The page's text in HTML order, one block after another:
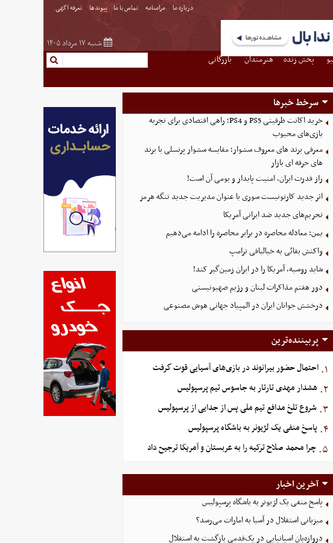
درباره ما مرامنامه تماس با ما پیوندها تعرفه اگهی
شنبه ۱۷ مرداد ۱۴۰۵
پخش زنده هنرمندان
بازرگانی
سرخط خبرها
خرید اکانت ظرفیتی PS5 و PS4؛ راهی اقتصادی برای تجربه
بازی‌های محبوب
معرفی برند های معروف سشوار؛ مقایسه سشوار پرنسلی با برند
های حرفه ای بازار
راز قدرت ایران، امنیت پایدار و بومی آن است!
اثر جدید کارتونیست سوری با عنوان مدیریت جدید تنگه هرمز
تحریم‌های جدید ضد ایرانی آمریکا
یمن: معادله محاصره در برابر محاصره را ادامه می‌دهیم
واکنش بقائی به خیالبافی ترامپ
شاید روسیه، آمریکا را در ایران زمین‌گیر کند!
دور هفتم مذاکرات لبنان و رژیم صهیونیستی
درخشش جوانان ایران در المپیاد جهانی هوش مصنوعی
پربیننده‌ترین
۱. احتمال حضور بیرانوند در بازی‌های آسیایی قوت گرفت
۲. هشدار مهدی تارتار به جاسوس تیم پرسپولیس
۳. شروع تلخ مدافع تیم ملی پس از جدایی از پرسپولیس
۴. پاسخ منفی یک لژیونر به باشگاه پرسپولیس
۵. چرا محمد صلاح ترکیه را به عربستان و آمریکا ترجیح داد
آخرین اخبار
پاسخ منفی یک لژیونر به باشگاه پرسپولیس
میزبانی استقلال در آسیا به امارات می‌رسد؟
دروازه‌بان اسپانیایی در یک‌قدمی بازگشت به استقلال